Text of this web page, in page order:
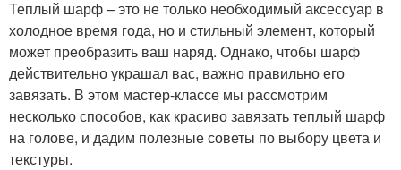
Теплый шарф – это не только необходимый аксессуар в
холодное время года, но и стильный элемент, который
может преобразить ваш наряд. Однако, чтобы шарф
действительно украшал вас, важно правильно его
завязать. В этом мастер-классе мы рассмотрим
несколько способов, как красиво завязать теплый шарф
на голове, и дадим полезные советы по выбору цвета и
текстуры.